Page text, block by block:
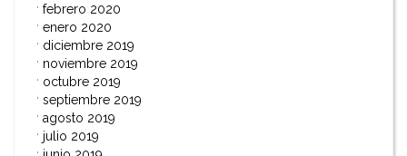
febrero 2020
enero 2020
diciembre 2019
noviembre 2019
octubre 2019
septiembre 2019
agosto 2019
julio 2019